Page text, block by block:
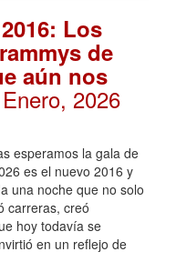
Los
de
aún nos
2026
esperamos la gala de
es el nuevo 2016 y
una noche que no solo
carreras, creó
hoy todavía se
en un reflejo de